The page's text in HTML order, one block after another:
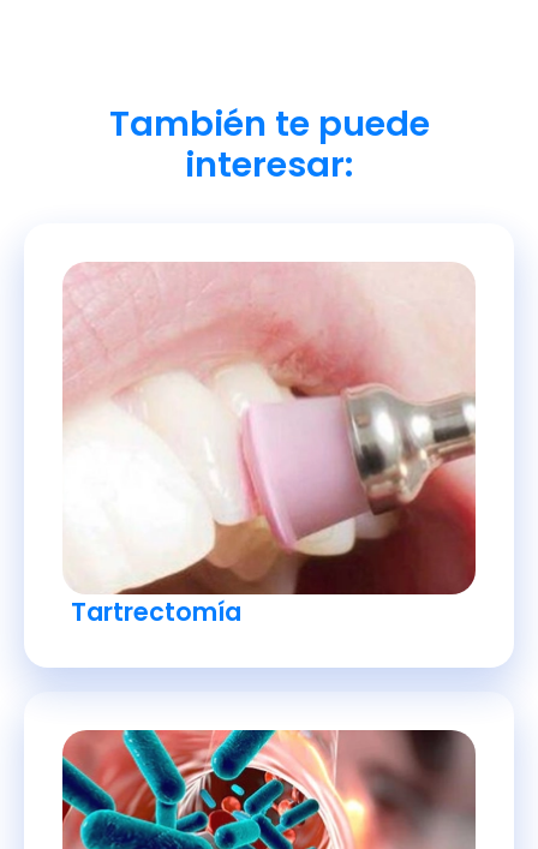
También te puede
interesar:
Tartrectomía